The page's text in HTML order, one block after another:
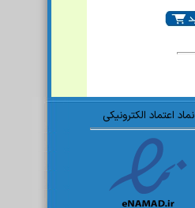
نماد اعتماد الکترونیکی